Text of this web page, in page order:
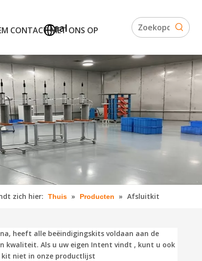
CONTACT MET ONS OP
Taal
zich hier: Thuis » Producten » Afsluitkit
heeft alle beëindigingskits voldaan aan de
kwaliteit. Als u uw eigen Intent vindt , kunt u ook
kit niet in onze productlijst